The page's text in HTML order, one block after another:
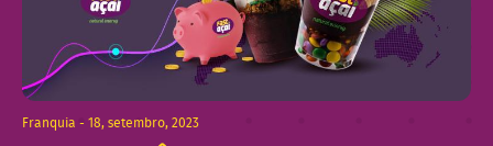
Franquia - 18, setembro, 2023